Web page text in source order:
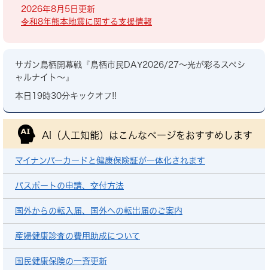
2026年8月5日更新
令和8年熊本地震に関する支援情報
サガン鳥栖開幕戦『鳥栖市民DAY2026/27～光が彩るスペシ
ャルナイト～』
本日19時30分キックオフ!!
AI（人工知能）は こんなページをおすすめします
マイナンバーカードと健康保険証が一体化されます
パスポートの申請、交付方法
国外からの転入届、国外への転出届のご案内
産婦健康診査の費用助成について
国民健康保険の一斉更新